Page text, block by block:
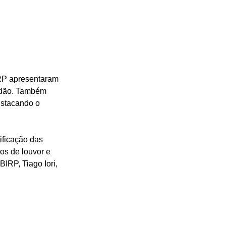
apresentaram
Também
o
das
de louvor e
Tiago Iori,